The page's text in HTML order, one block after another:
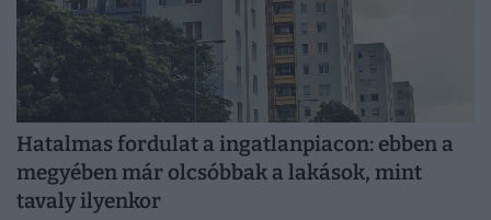
Hatalmas fordulat a ingatlanpiacon: ebben a
megyében már olcsóbbak a lakások, mint
tavaly ilyenkor